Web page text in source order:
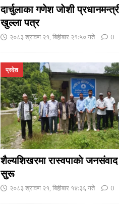
दार्चुलाका गणेश जाेशी
खुल्ला पत्र
२०८३ श्रावण २१, बिहीबार २१:५० गते 0
शैल्यशिखरमा रास्वपाकाे जनसंवाद
सुरू
प्रदेश
२०८३ श्रावण २१, बिहीबार १४:३६ गते 0